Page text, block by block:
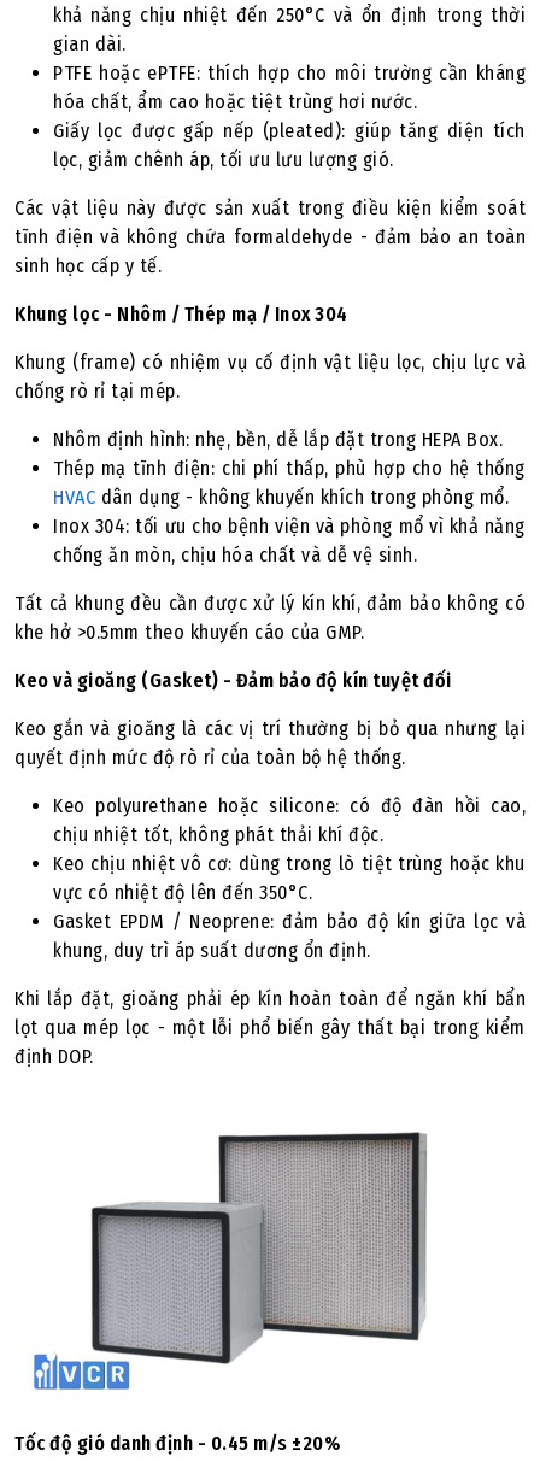
khả năng chịu nhiệt đến 250°C và ổn định trong thời
gian dài.
PTFE hoặc ePTFE: thích hợp cho môi trường cần kháng
hóa chất, ẩm cao hoặc tiệt trùng hơi nước.
Giấy lọc được gấp nếp (pleated): giúp tăng diện tích
lọc, giảm chênh áp, tối ưu lưu lượng gió.
Các vật liệu này được sản xuất trong điều kiện kiểm soát
tĩnh điện và không chứa formaldehyde - đảm bảo an toàn
sinh học cấp y tế.
Khung lọc - Nhôm / Thép mạ / Inox 304
Khung (frame) có nhiệm vụ cố định vật liệu lọc, chịu lực và
chống rò rỉ tại mép.
Nhôm định hình: nhẹ, bền, dễ lắp đặt trong HEPA Box.
Thép mạ tĩnh điện: chi phí thấp, phù hợp cho hệ thống
HVAC dân dụng - không khuyến khích trong phòng mổ.
Inox 304: tối ưu cho bệnh viện và phòng mổ vì khả năng
chống ăn mòn, chịu hóa chất và dễ vệ sinh.
Tất cả khung đều cần được xử lý kín khí, đảm bảo không có
khe hở >0.5mm theo khuyến cáo của GMP.
Keo và gioăng (Gasket) - Đảm bảo độ kín tuyệt đối
Keo gắn và gioăng là các vị trí thường bị bỏ qua nhưng lại
quyết định mức độ rò rỉ của toàn bộ hệ thống.
Keo polyurethane hoặc silicone: có độ đàn hồi cao,
chịu nhiệt tốt, không phát thải khí độc.
Keo chịu nhiệt vô cơ: dùng trong lò tiệt trùng hoặc khu
vực có nhiệt độ lên đến 350°C.
Gasket EPDM / Neoprene: đảm bảo độ kín giữa lọc và
khung, duy trì áp suất dương ổn định.
Khi lắp đặt, gioăng phải ép kín hoàn toàn để ngăn khí bẩn
lọt qua mép lọc - một lỗi phổ biến gây thất bại trong kiểm
định DOP.
Tốc độ gió danh định - 0.45 m/s ±20%